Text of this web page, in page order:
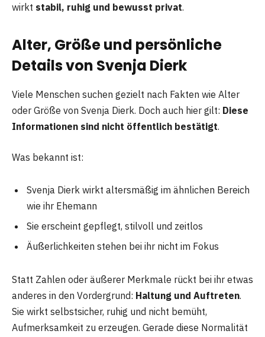
wirkt stabil, ruhig und bewusst privat.
Alter, Größe und persönliche
Details von Svenja Dierk
Viele Menschen suchen gezielt nach Fakten wie Alter
oder Größe von Svenja Dierk. Doch auch hier gilt: Diese
Informationen sind nicht öffentlich bestätigt.
Was bekannt ist:
Svenja Dierk wirkt altersmäßig im ähnlichen Bereich
wie ihr Ehemann
Sie erscheint gepflegt, stilvoll und zeitlos
Äußerlichkeiten stehen bei ihr nicht im Fokus
Statt Zahlen oder äußerer Merkmale rückt bei ihr etwas
anderes in den Vordergrund: Haltung und Auftreten.
Sie wirkt selbstsicher, ruhig und nicht bemüht,
Aufmerksamkeit zu erzeugen. Gerade diese Normalität